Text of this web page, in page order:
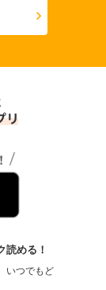
読める！
いつでもど